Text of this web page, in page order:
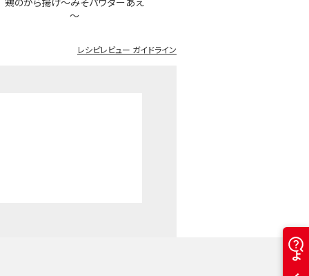
～
レシピレビュー ガイドライン